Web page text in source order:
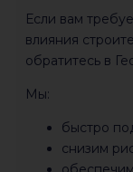
Если вам
влияния
обратитесь в
Мы:
быстро
снизим